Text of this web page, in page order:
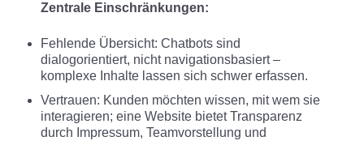
Zentrale Einschränkungen:
Fehlende Übersicht: Chatbots sind
dialogorientiert, nicht navigationsbasiert –
komplexe Inhalte lassen sich schwer erfassen.
Vertrauen: Kunden möchten wissen, mit wem sie
interagieren; eine Website bietet Transparenz
durch Impressum, Teamvorstellung und